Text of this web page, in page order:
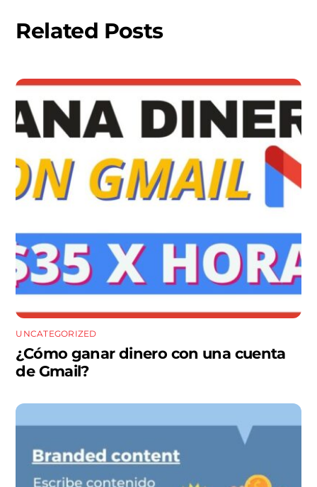
Related Posts
UNCATEGORIZED
¿Cómo ganar dinero con una cuenta
de Gmail?